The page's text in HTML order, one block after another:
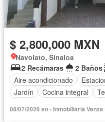
$ 2,800,000 MXN
Navolato, Sinaloa
2 Recámaras
2 Baños
Aire acondicionado
Jardín
Cocina integral
08/07/2026 en - Inmobiliaria